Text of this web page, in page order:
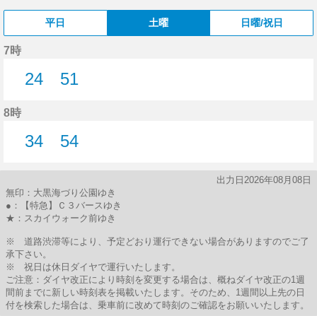
平日 土曜 日曜/祝日
7時
24
51
8時
34
54
出力日2026年08月08日
無印：大黒海づり公園ゆき
●：【特急】Ｃ３バースゆき
★：スカイウォーク前ゆき
※ 道路渋滞等により、予定どおり運行できない場合がありますのでご了
承下さい。
※ 祝日は休日ダイヤで運行いたします。
ご注意：ダイヤ改正により時刻を変更する場合は、概ねダイヤ改正の1週
間前までに新しい時刻表を掲載いたします。そのため、1週間以上先の日
付を検索した場合は、乗車前に改めて時刻のご確認をお願いいたします。